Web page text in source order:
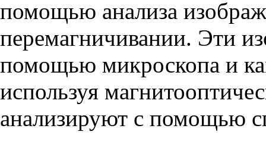
помощью анализа
перемагничивании. Эти
помощью микроскопа и
используя
анализируют с помощью